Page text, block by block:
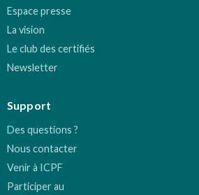
Espace presse
La vision
Le club des certifiés
Newsletter
Support
Des questions ?
Nous contacter
Venir à ICPF
Participer au